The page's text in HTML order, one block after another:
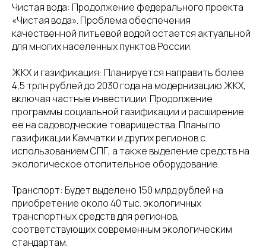
Чистая вода: Продолжение федерального проекта
«Чистая вода». Проблема обеспечения
качественной питьевой водой остается актуальной
для многих населенных пунктов России.
ЖКХ и газификация: Планируется направить более
4,5 трлн рублей до 2030 года на модернизацию ЖКХ,
включая частные инвестиции. Продолжение
программы социальной газификации и расширение
ее на садоводческие товарищества. Планы по
газификации Камчатки и других регионов с
использованием СПГ, а также выделение средств на
экологическое отопительное оборудование.
Транспорт: Будет выделено 150 млрд рублей на
приобретение около 40 тыс. экологичных
транспортных средств для регионов,
соответствующих современным экологическим
стандартам.